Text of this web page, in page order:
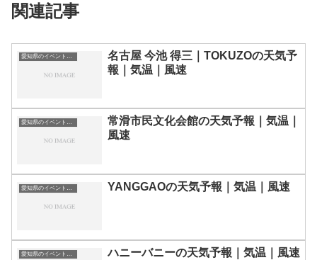
関連記事
愛知県のイベント会場一覧
名古屋 今池 得三｜TOKUZOの天気予
報｜気温｜風速
愛知県のイベント会場一覧
常滑市民文化会館の天気予報｜気温｜
風速
愛知県のイベント会場一覧 YANGGAOの天気予報｜気温｜風速
愛知県のイベント会場一覧 ハニーバニーの天気予報｜気温｜風速